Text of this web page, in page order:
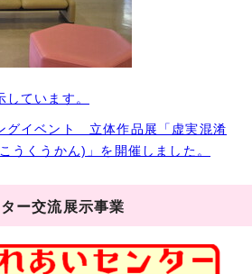
ています。
グイベント 立体作品展「虚実混淆
うくうかん)」を開催しました。
ー交流展示事業